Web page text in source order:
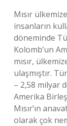
Mısır
insanların
döneminde
Kolomb’un
mısır,
ulaşmıştır.
– 2,58 milyar
Amerika
Mısır’ın
olarak çok